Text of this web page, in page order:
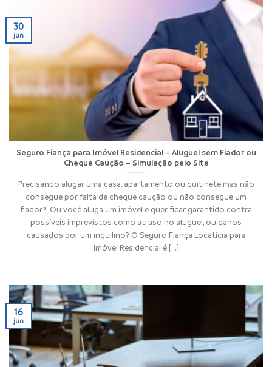
Seguro Fiança para Imóvel Residencial – Aluguel sem Fiador ou
Cheque Caução – Simulação pelo Site
Precisando alugar uma casa, apartamento ou quitinete mas não
consegue por falta de cheque caução ou não consegue um
fiador? Ou você aluga um imóvel e quer ficar garantido contra
possíveis imprevistos como atraso no aluguel, ou danos
causados por um inquilino? O Seguro Fiança Locatícia para
Imóvel Residencial é [...]
30
jun
16
jun